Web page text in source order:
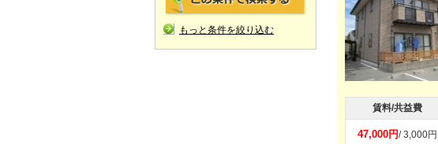
もっと条件を絞り込む
賃料/共益費
47,000円/ 3,000円